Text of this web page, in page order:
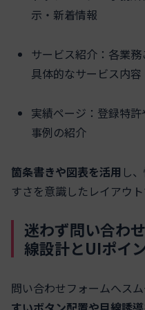
示・新着情報
サービス紹介：各業
具体的なサービス内容
実績ページ：登録特
事例の紹介
箇条書きや図表を活用 し
すさを意識したレイアウ
迷わず問い合わ
線設計とUIポイ
問い合わせフォームへスム